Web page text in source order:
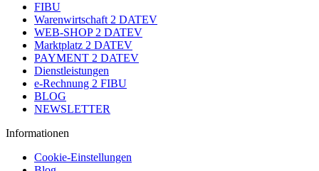
FIBU
Warenwirtschaft 2 DATEV
WEB-SHOP 2 DATEV
Marktplatz 2 DATEV
PAYMENT 2 DATEV
Dienstleistungen
e-Rechnung 2 FIBU
BLOG
NEWSLETTER
Informationen
Cookie-Einstellungen